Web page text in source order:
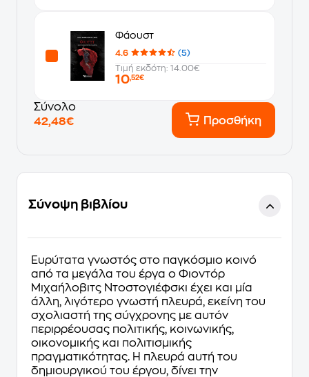
Φάουστ
4.6
(5)
Τιμή εκδότη: 14.00€
10,52€
Σύνολο
42,48€
Προσθήκη
Σύνοψη βιβλίου
Ευρύτατα γνωστός στο παγκόσμιο κοινό
από τα μεγάλα του έργα ο Φιοντόρ
Μιχαήλοβιτς Ντοστογιέφσκι έχει και μία
άλλη, λιγότερο γνωστή πλευρά, εκείνη του
σχολιαστή της σύγχρονης με αυτόν
περιρρέουσας πολιτικής, κοινωνικής,
οικονομικής και πολιτισμικής
πραγματικότητας. Η πλευρά αυτή του
δημιουργικού του έργου, δίνει την